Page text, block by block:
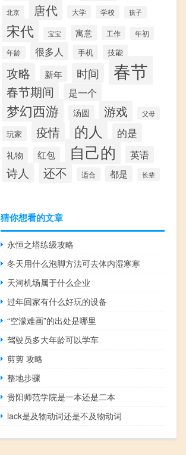
北京 唐代 大学 学校 孩子
宋代 宝宝 寓意 工作
年初
年龄
很多人 手机 技能
攻略 新年 时间 春节
春节期间 是一个
梦幻西游 汤圆 游戏 父母
玩家 疫情 的人 的是
礼物 红包 自己的 英语
诗人 还不 适合 都是 长辈
猜你想看的文章
永恒之塔练级攻略
冬天用什么泡脚方法可去体内湿寒寒
天河机场属于什么企业
过年回家有什么好玩的设备
“空濛难画”的出处是哪里
驾驶员多大年龄可以学车
剪剪 攻略
整地步骤
贵阳师范学院是一本还是二本
lack是及物动词还是不及物动词